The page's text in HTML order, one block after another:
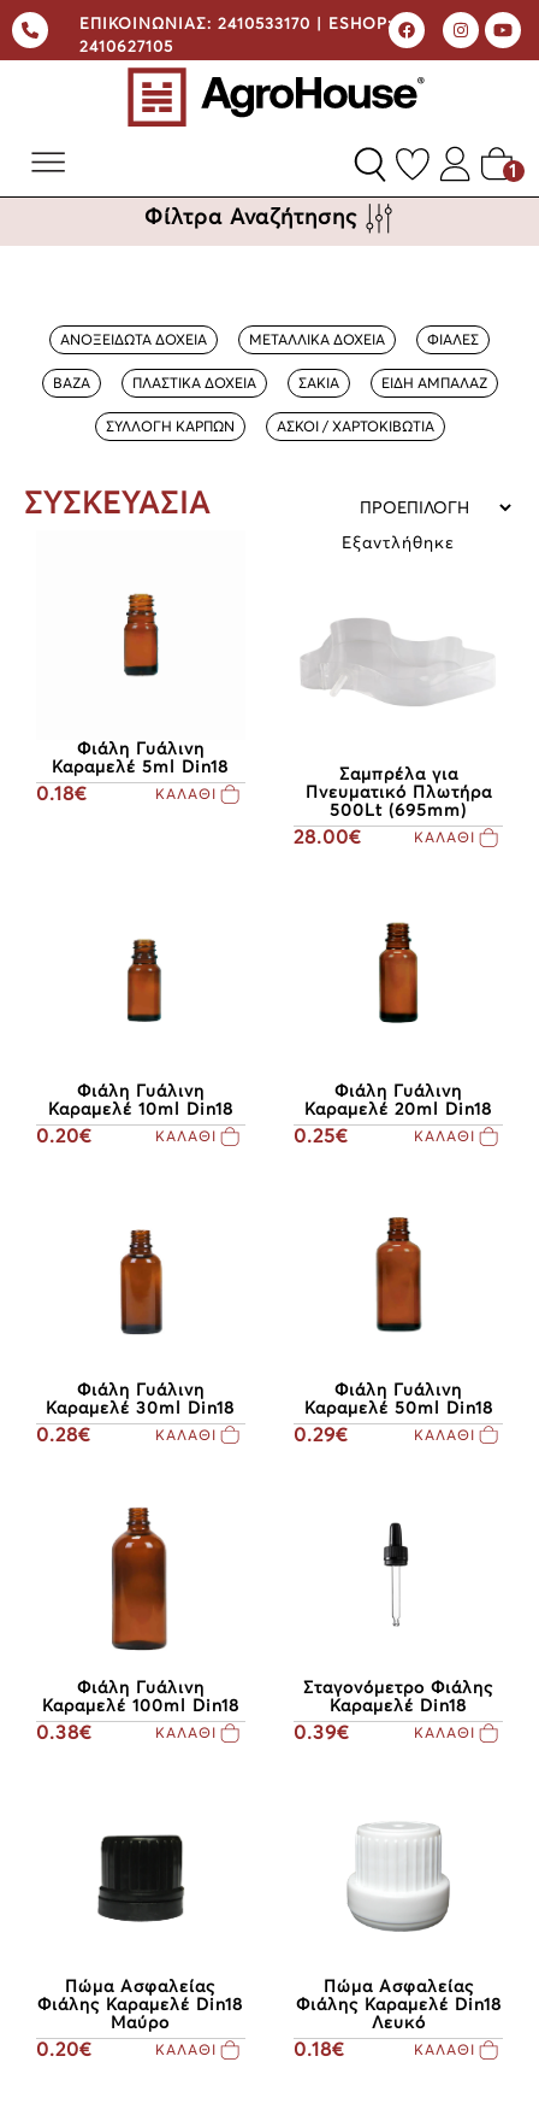
ΕΠΙΚΟΙΝΩΝΙΑΣ: 2410533170 | ESHOP:
2410627105
1
Φίλτρα Αναζήτησης
ΑΝΟΞΕΙΔΩΤΑ ΔΟΧΕΙΑ ΜΕΤΑΛΛΙΚΑ ΔΟΧΕΙΑ ΦΙΑΛΕΣ
ΒΑΖΑ ΠΛΑΣΤΙΚΑ ΔΟΧΕΙΑ ΣΑΚΙΑ ΕΙΔΗ ΑΜΠΑΛΑΖ
ΣΥΛΛΟΓΗ ΚΑΡΠΩΝ ΑΣΚΟΙ / ΧΑΡΤΟΚΙΒΩΤΙΑ
ΣΥΣΚΕΥΑΣΙΑ
Φιάλη Γυάλινη
Καραμελέ 5ml Din18
0.18€ ΚΑΛΑΘΙ
Εξαντλήθηκε
Σαμπρέλα για
Πνευματικό Πλωτήρα
500Lt (695mm)
28.00€ ΚΑΛΑΘΙ
Φιάλη Γυάλινη
Καραμελέ 10ml Din18
0.20€ ΚΑΛΑΘΙ
Φιάλη Γυάλινη
Καραμελέ 20ml Din18
0.25€ ΚΑΛΑΘΙ
Φιάλη Γυάλινη
Καραμελέ 30ml Din18
0.28€ ΚΑΛΑΘΙ
Φιάλη Γυάλινη
Καραμελέ 50ml Din18
0.29€ ΚΑΛΑΘΙ
Φιάλη Γυάλινη
Καραμελέ 100ml Din18
0.38€ ΚΑΛΑΘΙ
Σταγονόμετρο Φιάλης
Καραμελέ Din18
0.39€ ΚΑΛΑΘΙ
Πώμα Ασφαλείας
Φιάλης Καραμελέ Din18
Μαύρο
0.20€ ΚΑΛΑΘΙ
Πώμα Ασφαλείας
Φιάλης Καραμελέ Din18
Λευκό
0.18€ ΚΑΛΑΘΙ